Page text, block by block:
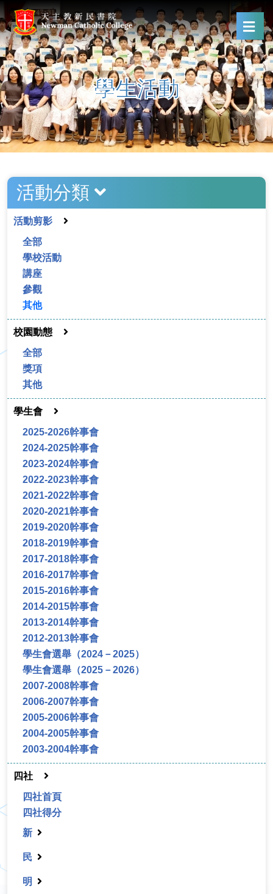
學生活動
活動分類
活動剪影
全部
學校活動
講座
參觀
其他
校園動態
全部
獎項
其他
學生會
2025-2026幹事會
2024-2025幹事會
2023-2024幹事會
2022-2023幹事會
2021-2022幹事會
2020-2021幹事會
2019-2020幹事會
2018-2019幹事會
2017-2018幹事會
2016-2017幹事會
2015-2016幹事會
2014-2015幹事會
2013-2014幹事會
2012-2013幹事會
學生會選舉（2024－2025）
學生會選舉（2025－2026）
2007-2008幹事會
2006-2007幹事會
2005-2006幹事會
2004-2005幹事會
2003-2004幹事會
四社
四社首頁
四社得分
新
民
明